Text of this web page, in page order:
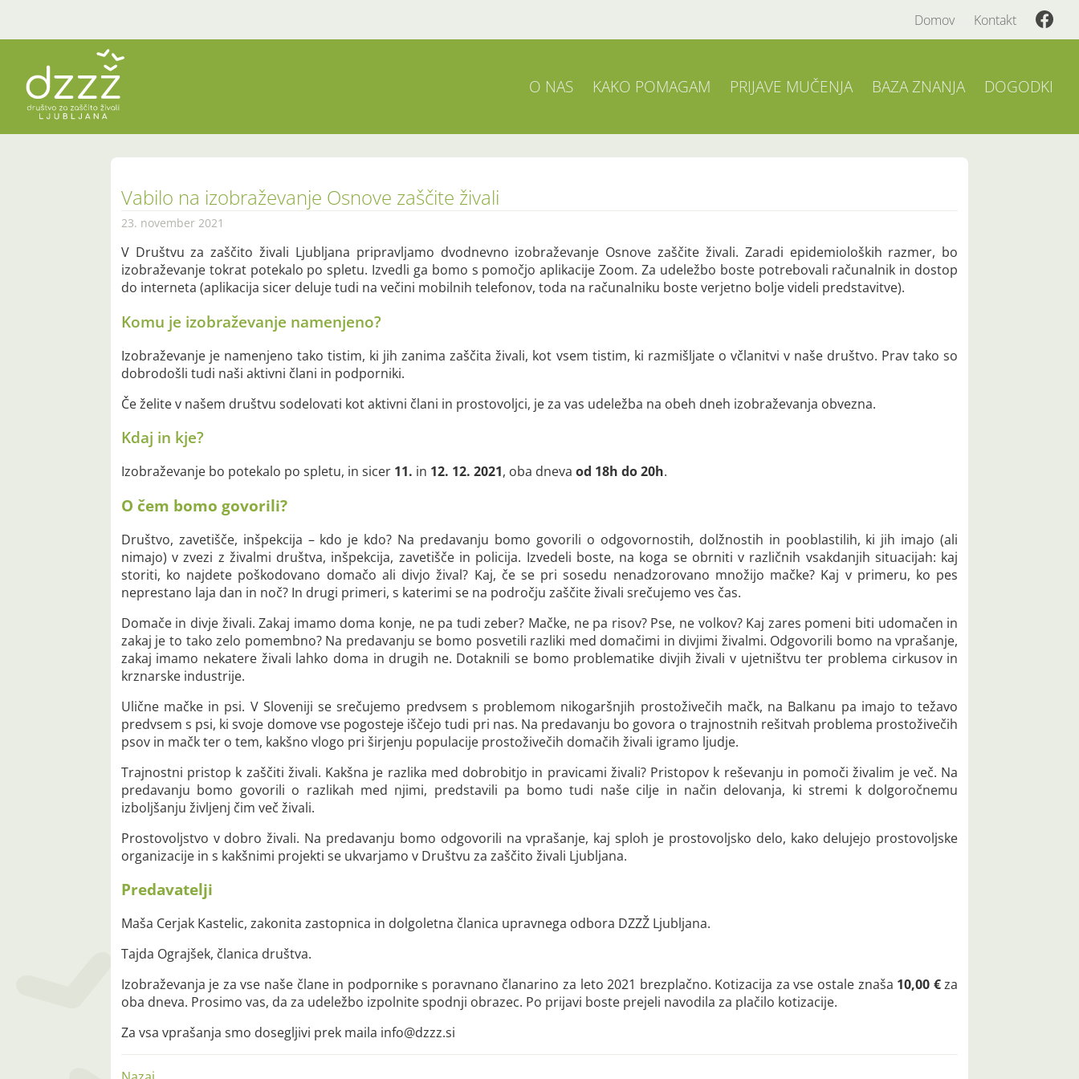
Domov Kontakt
O NAS KAKO POMAGAM PRIJAVE MUČENJA BAZA ZNANJA DOGODKI
Vabilo na izobraževanje Osnove zaščite živali
23. november 2021
V Društvu za zaščito živali Ljubljana pripravljamo dvodnevno izobraževanje Osnove zaščite živali. Zaradi epidemioloških razmer, bo
izobraževanje tokrat potekalo po spletu. Izvedli ga bomo s pomočjo aplikacije Zoom. Za udeležbo boste potrebovali računalnik in dostop
do interneta (aplikacija sicer deluje tudi na večini mobilnih telefonov, toda na računalniku boste verjetno bolje videli predstavitve).
Komu je izobraževanje namenjeno?
Izobraževanje je namenjeno tako tistim, ki jih zanima zaščita živali, kot vsem tistim, ki razmišljate o včlanitvi v naše društvo. Prav tako so
dobrodošli tudi naši aktivni člani in podporniki.
Če želite v našem društvu sodelovati kot aktivni člani in prostovoljci, je za vas udeležba na obeh dneh izobraževanja obvezna.
Kdaj in kje?
Izobraževanje bo potekalo po spletu, in sicer 11. in 12. 12. 2021, oba dneva od 18h do 20h.
O čem bomo govorili?
Društvo, zavetišče, inšpekcija – kdo je kdo? Na predavanju bomo govorili o odgovornostih, dolžnostih in pooblastilih, ki jih imajo (ali
nimajo) v zvezi z živalmi društva, inšpekcija, zavetišče in policija. Izvedeli boste, na koga se obrniti v različnih vsakdanjih situacijah: kaj
storiti, ko najdete poškodovano domačo ali divjo žival? Kaj, če se pri sosedu nenadzorovano množijo mačke? Kaj v primeru, ko pes
neprestano laja dan in noč? In drugi primeri, s katerimi se na področju zaščite živali srečujemo ves čas.
Domače in divje živali. Zakaj imamo doma konje, ne pa tudi zeber? Mačke, ne pa risov? Pse, ne volkov? Kaj zares pomeni biti udomačen in
zakaj je to tako zelo pomembno? Na predavanju se bomo posvetili razliki med domačimi in divjimi živalmi. Odgovorili bomo na vprašanje,
zakaj imamo nekatere živali lahko doma in drugih ne. Dotaknili se bomo problematike divjih živali v ujetništvu ter problema cirkusov in
krznarske industrije.
Ulične mačke in psi. V Sloveniji se srečujemo predvsem s problemom nikogaršnjih prostoživečih mačk, na Balkanu pa imajo to težavo
predvsem s psi, ki svoje domove vse pogosteje iščejo tudi pri nas. Na predavanju bo govora o trajnostnih rešitvah problema prostoživečih
psov in mačk ter o tem, kakšno vlogo pri širjenju populacije prostoživečih domačih živali igramo ljudje.
Trajnostni pristop k zaščiti živali. Kakšna je razlika med dobrobitjo in pravicami živali? Pristopov k reševanju in pomoči živalim je več. Na
predavanju bomo govorili o razlikah med njimi, predstavili pa bomo tudi naše cilje in način delovanja, ki stremi k dolgoročnemu
izboljšanju življenj čim več živali.
Prostovoljstvo v dobro živali. Na predavanju bomo odgovorili na vprašanje, kaj sploh je prostovoljsko delo, kako delujejo prostovoljske
organizacije in s kakšnimi projekti se ukvarjamo v Društvu za zaščito živali Ljubljana.
Predavatelji
Maša Cerjak Kastelic, zakonita zastopnica in dolgoletna članica upravnega odbora DZZŽ Ljubljana.
Tajda Ograjšek, članica društva.
Izobraževanja je za vse naše člane in podpornike s poravnano članarino za leto 2021 brezplačno. Kotizacija za vse ostale znaša 10,00 €za
oba dneva. Prosimo vas, da za udeležbo izpolnite spodnji obrazec. Po prijavi boste prejeli navodila za plačilo kotizacije.
Za vsa vprašanja smo dosegljivi prek maila info@dzzz.si